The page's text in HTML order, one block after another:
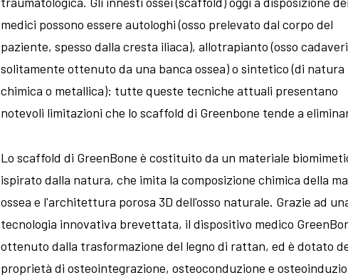
medici possono essere autologhi (osso prelevato dal corpo del
paziente, spesso dalla cresta iliaca), allotrapianto (osso
solitamente ottenuto da una banca ossea) o sintetico (di natura
chimica o metallica): tutte queste tecniche attuali presentano
notevoli limitazioni che lo scaffold di Greenbone tende a
Lo scaffold di GreenBone è costituito da un materiale
ispirato dalla natura, che imita la composizione chimica della
ossea e l'architettura porosa 3D dell'osso naturale. Grazie ad
tecnologia innovativa brevettata, il dispositivo medico
ottenuto dalla trasformazione del legno di rattan, ed è dotato
proprietà di osteointegrazione, osteoconduzione e